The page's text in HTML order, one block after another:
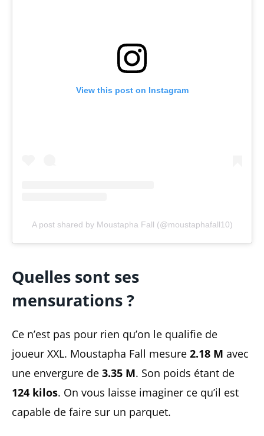
View this post on Instagram
A post shared by Moustapha Fall (@moustaphafall10)
Quelles sont ses
mensurations ?
Ce n’est pas pour rien qu’on le qualifie de
joueur XXL. Moustapha Fall mesure 2.18 M avec
une envergure de 3.35 M. Son poids étant de
124 kilos. On vous laisse imaginer ce qu’il est
capable de faire sur un parquet.